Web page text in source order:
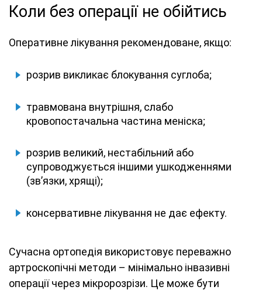
Коли без операції не обійтись
Оперативне лікування рекомендоване, якщо:
розрив викликає блокування суглоба;
травмована внутрішня, слабо
кровопостачальна частина меніска;
розрив великий, нестабільний або
супроводжується іншими ушкодженнями
(зв’язки, хрящі);
консервативне лікування не дає ефекту.
Сучасна ортопедія використовує переважно
артроскопічні методи – мінімально інвазивні
операції через мікророзрізи. Це може бути